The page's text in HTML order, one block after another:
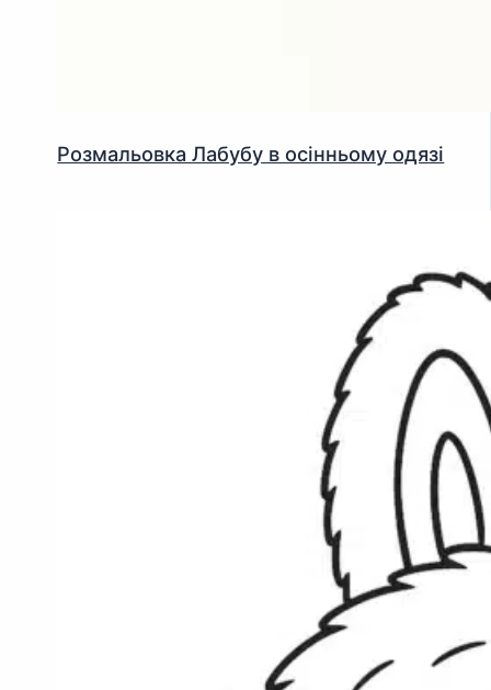
Розмальовка Лабубу в осінньому одязі